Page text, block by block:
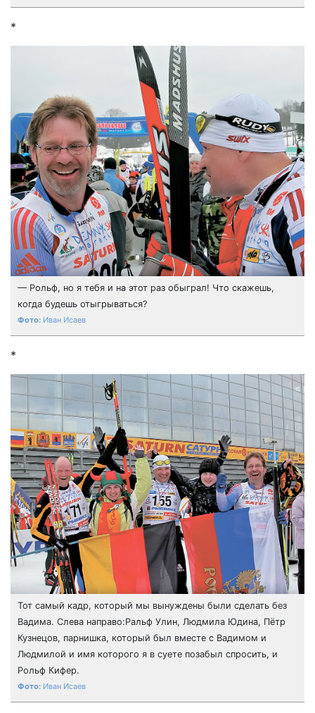
*
— Рольф, но я тебя и на этот раз обыграл! Что скажешь,
когда будешь отыгрываться?
Иван Исаев
*
Тот самый кадр, который мы вынуждены были сделать без
Вадима. Слева направо:Ральф Улин, Людмила Юдина, Пётр
Кузнецов, парнишка, который был вместе с Вадимом и
Людмилой и имя которого я в суете позабыл спросить, и
Рольф Кифер.
Иван Исаев